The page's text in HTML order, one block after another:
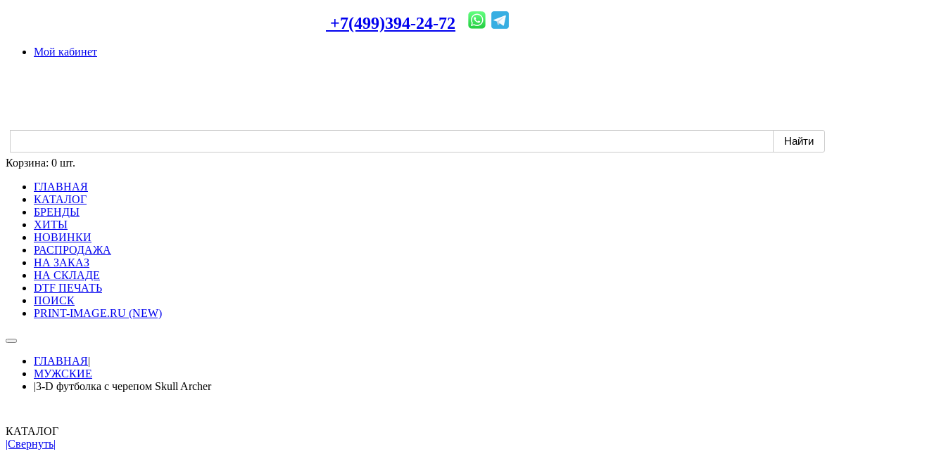
+7(499)394-24-72
Мой кабинет
Корзина: 0 шт.
ГЛАВНАЯ
КАТАЛОГ
БРЕНДЫ
ХИТЫ
НОВИНКИ
РАСПРОДАЖА
НА ЗАКАЗ
НА СКЛАДЕ
DTF ПЕЧАТЬ
ПОИСК
PRINT-IMAGE.RU (NEW)
ГЛАВНАЯ|
МУЖСКИЕ
|3-D футболка с черепом Skull Archer
КАТАЛОГ
|Свернуть|